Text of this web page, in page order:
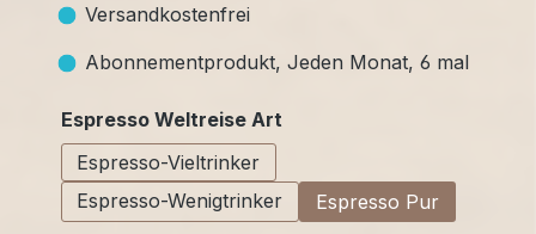
Versandkostenfrei
Abonnementprodukt, Jeden Monat, 6 mal
Espresso Weltreise Artauswählen
Espresso-Vieltrinker
Espresso-Wenigtrinker
Espresso Pur